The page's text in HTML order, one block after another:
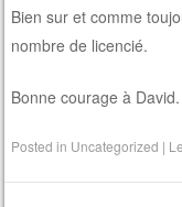
Bien sur et comme
nombre de licencié.
Bonne courage à David.
Posted in Uncategorized |